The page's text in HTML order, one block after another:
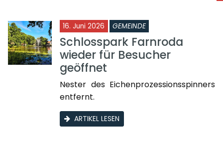
16. Juni 2026 GEMEINDE
Schlosspark Farnroda
wieder für Besucher
geöffnet
Nester des Eichenprozessionsspinners
entfernt.
ARTIKEL LESEN